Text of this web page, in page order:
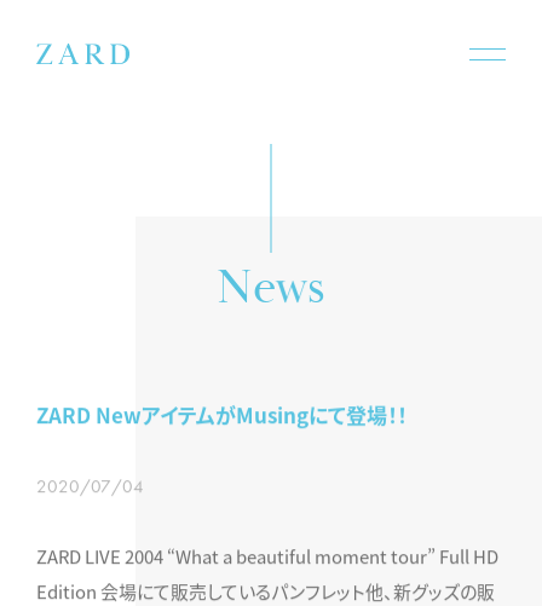
News
ZARD NewアイテムがMusingにて登場！！
2020/07/04
ZARD LIVE 2004 “What a beautiful moment tour” Full HD
Edition 会場にて販売しているパンフレット他、新グッズの販